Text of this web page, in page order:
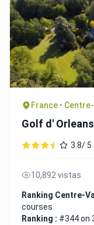
France •
Golf d'
3.8/ 5
10,892 vistas
Ranking Centre-
courses
Ranking : #344 on